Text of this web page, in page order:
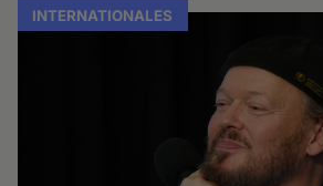
INTERNATIONALES